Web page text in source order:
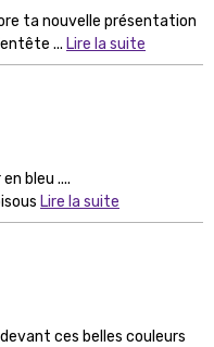
ta nouvelle présentation
... Lire la suite
bleu ....
Lire la suite
ces belles couleurs